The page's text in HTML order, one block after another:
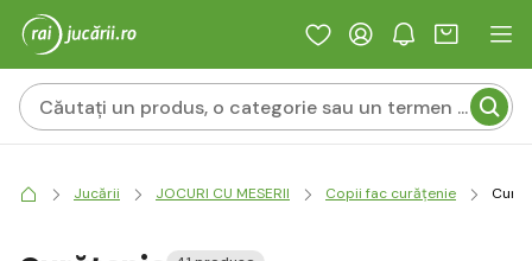
Jucării JOCURI CU MESERII Copii fac curățenie